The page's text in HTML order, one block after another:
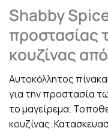
Shabby
προστασίας
κουζίνας
Αυτοκόλλητος
για την προστασία
το μαγείρεμα.
κουζίνας.